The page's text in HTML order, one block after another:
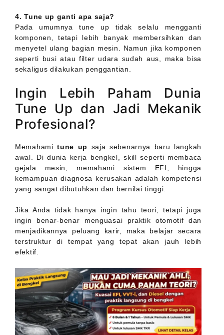
4. Tune up ganti apa saja?
Pada umumnya tune up tidak selalu mengganti
komponen, tetapi lebih banyak membersihkan dan
menyetel ulang bagian mesin. Namun jika komponen
seperti busi atau filter udara sudah aus, maka bisa
sekaligus dilakukan penggantian.
Ingin Lebih Paham Dunia
Tune Up dan Jadi Mekanik
Profesional?
Memahamitune up
saja sebenarnya baru langkah
awal. Di dunia kerja bengkel, skill seperti membaca
gejala mesin, memahami sistem EFI, hingga
kemampuan diagnosa kerusakan adalah kompetensi
yang sangat dibutuhkan dan bernilai tinggi.
Jika Anda tidak hanya ingin tahu teori, tetapi juga
ingin benar-benar menguasai praktik otomotif dan
menjadikannya peluang karir, maka belajar secara
terstruktur di tempat yang tepat akan jauh lebih
efektif.